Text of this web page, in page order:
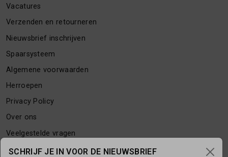
Vacatures
Verzenden en retourneren
Nieuwsbrief inschrijven
Spaarsysteem
Algemene voorwaarden
Herroepen
Privacy Policy
Over ons
Veelgestelde vragen
Contact
SCHRIJF JE IN VOOR DE NIEUWSBRIEF